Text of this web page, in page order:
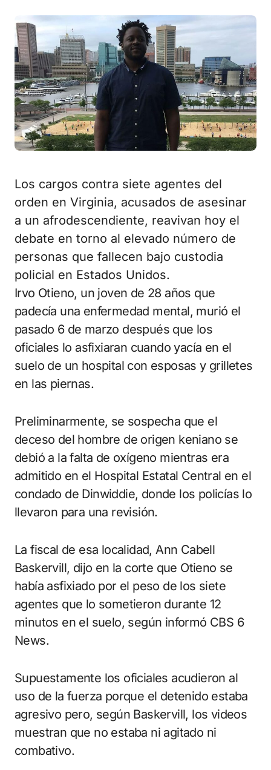
Los cargos contra siete agentes del
orden en Virginia, acusados de asesinar
a un afrodescendiente, reavivan hoy el
debate en torno al elevado número de
personas que fallecen bajo custodia
policial en Estados Unidos.
Irvo Otieno, un joven de 28 años que
padecía una enfermedad mental, murió el
pasado 6 de marzo después que los
oficiales lo asfixiaran cuando yacía en el
suelo de un hospital con esposas y grilletes
en las piernas.
Preliminarmente, se sospecha que el
deceso del hombre de origen keniano se
debió a la falta de oxígeno mientras era
admitido en el Hospital Estatal Central en el
condado de Dinwiddie, donde los policías lo
llevaron para una revisión.
La fiscal de esa localidad, Ann Cabell
Baskervill, dijo en la corte que Otieno se
había asfixiado por el peso de los siete
agentes que lo sometieron durante 12
minutos en el suelo, según informó CBS 6
News.
Supuestamente los oficiales acudieron al
uso de la fuerza porque el detenido estaba
agresivo pero, según Baskervill, los videos
muestran que no estaba ni agitado ni
combativo.